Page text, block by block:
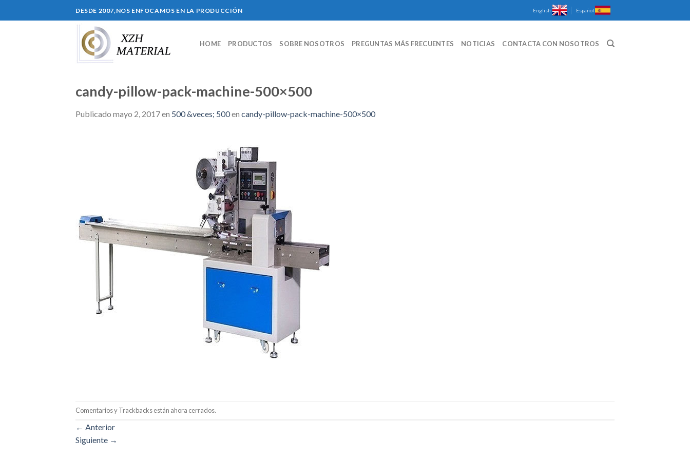
to
DESDE 2007,NOS ENFOCAMOS EN LA PRODUCCIÓN English Español
HOME PRODUCTOS SOBRE NOSOTROS PREGUNTAS MÁS FRECUENTES NOTICIAS CONTACTA CON NOSOTROS
candy-pillow-pack-machine-500×500
Publicado mayo 2, 2017en 500 &veces; 500en candy-pillow-pack-machine-500×500
Comentarios y Trackbacks están ahora cerrados.
← Anterior
Siguiente →